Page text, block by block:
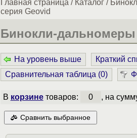
Главная страница / Каталог/
серия Geovid
Бинокли-дальномеры
На уровень выше Краткий
Сравнительная таблица (0)
В корзинетоваров: 0 , на
Сравнить выбранное